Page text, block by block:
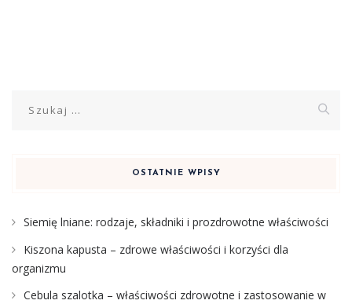
OSTATNIE WPISY
Siemię lniane: rodzaje, składniki i prozdrowotne właściwości
Kiszona kapusta – zdrowe właściwości i korzyści dla
organizmu
Cebula szalotka – właściwości zdrowotne i zastosowanie w